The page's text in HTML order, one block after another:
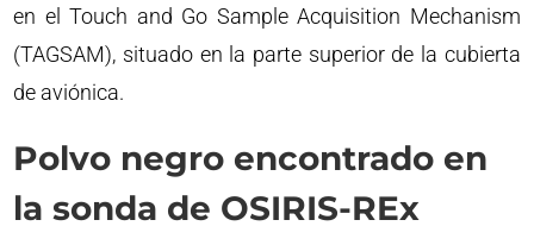
en el Touch and Go Sample Acquisition Mechanism
(TAGSAM), situado en la parte superior de la cubierta
de aviónica.
Polvo negro encontrado en
la sonda de OSIRIS-REx